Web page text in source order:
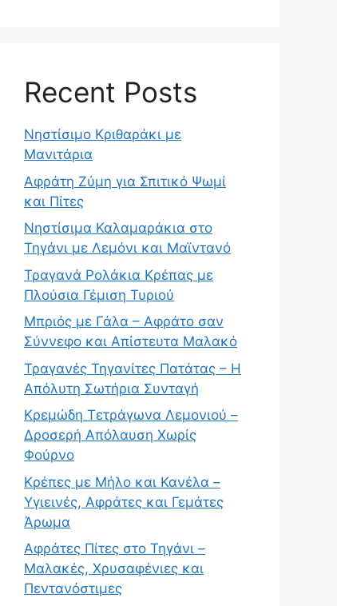
Recent Posts
Νηστίσιμο Κριθαράκι με
Μανιτάρια
Αφράτη Ζύμη για Σπιτικό Ψωμί
και Πίτες
Νηστίσιμα Καλαμαράκια στο
Τηγάνι με Λεμόνι και Μαϊντανό
Τραγανά Ρολάκια Κρέπας με
Πλούσια Γέμιση Τυριού
Μπριός με Γάλα – Αφράτο σαν
Σύννεφο και Απίστευτα Μαλακό
Τραγανές Τηγανίτες Πατάτας – Η
Απόλυτη Σωτήρια Συνταγή
Κρεμώδη Τετράγωνα Λεμονιού –
Δροσερή Απόλαυση Χωρίς
Φούρνο
Κρέπες με Μήλο και Κανέλα –
Υγιεινές, Αφράτες και Γεμάτες
Άρωμα
Αφράτες Πίτες στο Τηγάνι –
Μαλακές, Χρυσαφένιες και
Πεντανόστιμες